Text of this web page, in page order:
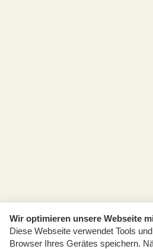
Wir optimieren unsere Webseite
Diese Webseite verwendet Tools
Browser Ihres Gerätes speichern.